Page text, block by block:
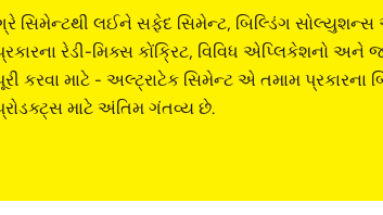
સિમેન્ટથી લઈને સફેદ સિમેન્ટ, બિલ્ડિંગ સોલ્યુશન્સ
રેડી-મિક્સ કોંક્રિટ, વિવિધ એપ્લિકેશનો અને
કરવા માટે - અલ્ટ્રાટેક સિમેન્ટ એ તમામ પ્રકારના
માટે અંતિમ ગંતવ્ય છે.